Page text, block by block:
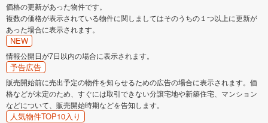
価格の更新があった物件です。
複数の価格が表示されている物件に関しましてはそのうちの１つ以上に更新が
あった場合に表示されます。
NEW
情報公開日が7日以内の場合に表示されます。
予告広告
販売開始前に売出予定の物件を知らせるための広告の場合に表示されます。価
格などが未定のため、すぐには取引できない分譲宅地や新築住宅、マンション
などについて、販売開始時期などを告知します。
人気物件TOP10入り